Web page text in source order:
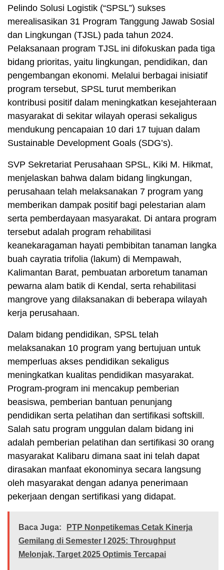
Pelindo Solusi Logistik (“SPSL”) sukses
merealisasikan 31 Program Tanggung Jawab Sosial
dan Lingkungan (TJSL) pada tahun 2024.
Pelaksanaan program TJSL ini difokuskan pada tiga
bidang prioritas, yaitu lingkungan, pendidikan, dan
pengembangan ekonomi. Melalui berbagai inisiatif
program tersebut, SPSL turut memberikan
kontribusi positif dalam meningkatkan kesejahteraan
masyarakat di sekitar wilayah operasi sekaligus
mendukung pencapaian 10 dari 17 tujuan dalam
Sustainable Development Goals (SDG’s).
SVP Sekretariat Perusahaan SPSL, Kiki M. Hikmat,
menjelaskan bahwa dalam bidang lingkungan,
perusahaan telah melaksanakan 7 program yang
memberikan dampak positif bagi pelestarian alam
serta pemberdayaan masyarakat. Di antara program
tersebut adalah program rehabilitasi
keanekaragaman hayati pembibitan tanaman langka
buah cayratia trifolia (lakum) di Mempawah,
Kalimantan Barat, pembuatan arboretum tanaman
pewarna alam batik di Kendal, serta rehabilitasi
mangrove yang dilaksanakan di beberapa wilayah
kerja perusahaan.
Dalam bidang pendidikan, SPSL telah
melaksanakan 10 program yang bertujuan untuk
memperluas akses pendidikan sekaligus
meningkatkan kualitas pendidikan masyarakat.
Program-program ini mencakup pemberian
beasiswa, pemberian bantuan penunjang
pendidikan serta pelatihan dan sertifikasi softskill.
Salah satu program unggulan dalam bidang ini
adalah pemberian pelatihan dan sertifikasi 30 orang
masyarakat Kalibaru dimana saat ini telah dapat
dirasakan manfaat ekonominya secara langsung
oleh masyarakat dengan adanya penerimaan
pekerjaan dengan sertifikasi yang didapat.
Baca Juga:
PTP Nonpetikemas Cetak Kinerja
Gemilang di Semester I 2025: Throughput
Melonjak, Target 2025 Optimis Tercapai